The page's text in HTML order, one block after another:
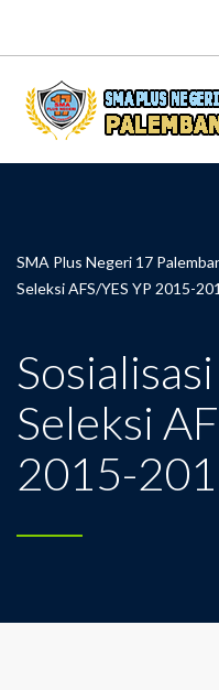
SMA Plus Negeri 17
Seleksi AFS/YES YP 2015-
Seleksi
2015-